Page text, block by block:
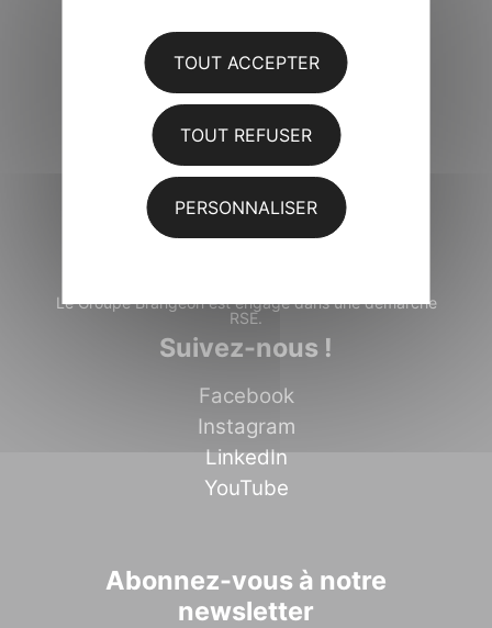
Le Groupe Brangeon est engagé dans une démarche
RSE.
Suivez-nous !
Facebook
Instagram
LinkedIn
YouTube
Abonnez-vous à notre
newsletter
TOUT ACCEPTER
TOUT REFUSER
PERSONNALISER